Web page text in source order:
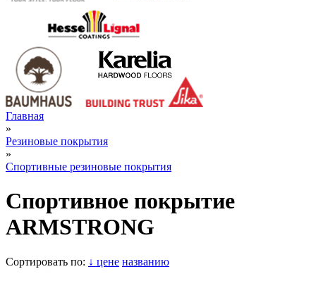
Главная
»
Резиновые покрытия
»
Спортивные резиновые покрытия
Спортивное покрытие
ARMSTRONG
Сортировать по: ↓ цене названию